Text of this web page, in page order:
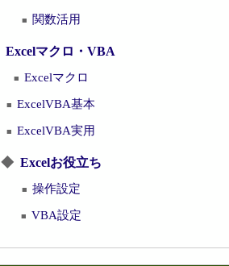
■ 関数活用
Excelマクロ・VBA
■ Excelマクロ
■ ExcelVBA基本
■ ExcelVBA実用
◆ Excelお役立ち
■ 操作設定
■ VBA設定